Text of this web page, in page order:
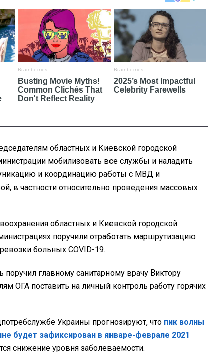
областных и Киевской городской
мобилизовать все службы и наладить
и координацию работы с МВД и
в частности относительно проведения массовых
областных и Киевской городской
поручили отработать маршрутизацию
больных COVID-19.
главному санитарному врачу Виктору
ОГА поставить на личный контроль работу горячих
Украины прогнозируют, что пик волны
будет зафиксирован в январе-феврале 2021
снижение уровня заболеваемости.